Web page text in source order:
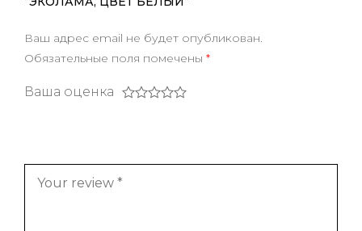
Ваш адрес email не будет опубликован.
Обязательные поля помечены *
Ваша оценка